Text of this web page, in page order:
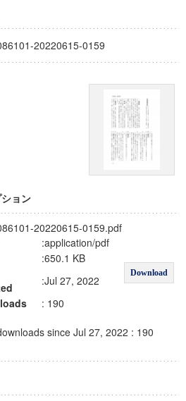
ングプログラム「超成熟社会発展のサ
20220615-0159
ョン
20220615-0159.pdf
:application/pdf
Download
:650.1 KB
:Jul 27, 2022
: 190
since Jul 27, 2022 : 190